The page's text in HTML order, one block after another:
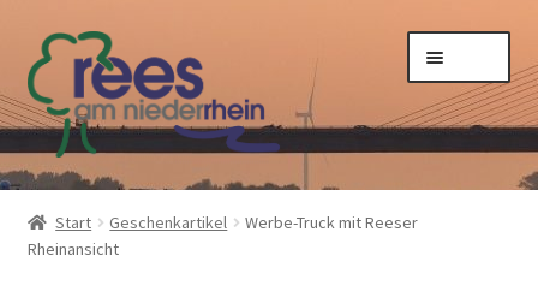
Zur
Navigation
springen
Zum
Inhalt
springen
Start
AGB
Start Geschenkartikel
Werbe-Truck mit Reeser
Rheinansicht